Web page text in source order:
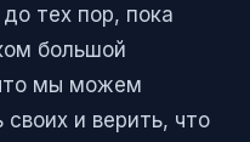
тех пор, пока
большой
мы можем
и верить, что